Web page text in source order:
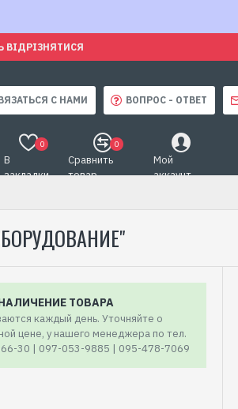
ВІДРІЗНЯТИСЯ
С НАМИ ВОПРОС - ОТВЕТ
В
закладки
0
Сравнить
товар
0
Мой
аккаунт
ТОВАРА
каждый день. Уточняйте о
цене, у нашего менеджера по тел.
30 | 097-053-9885 | 095-478-7069